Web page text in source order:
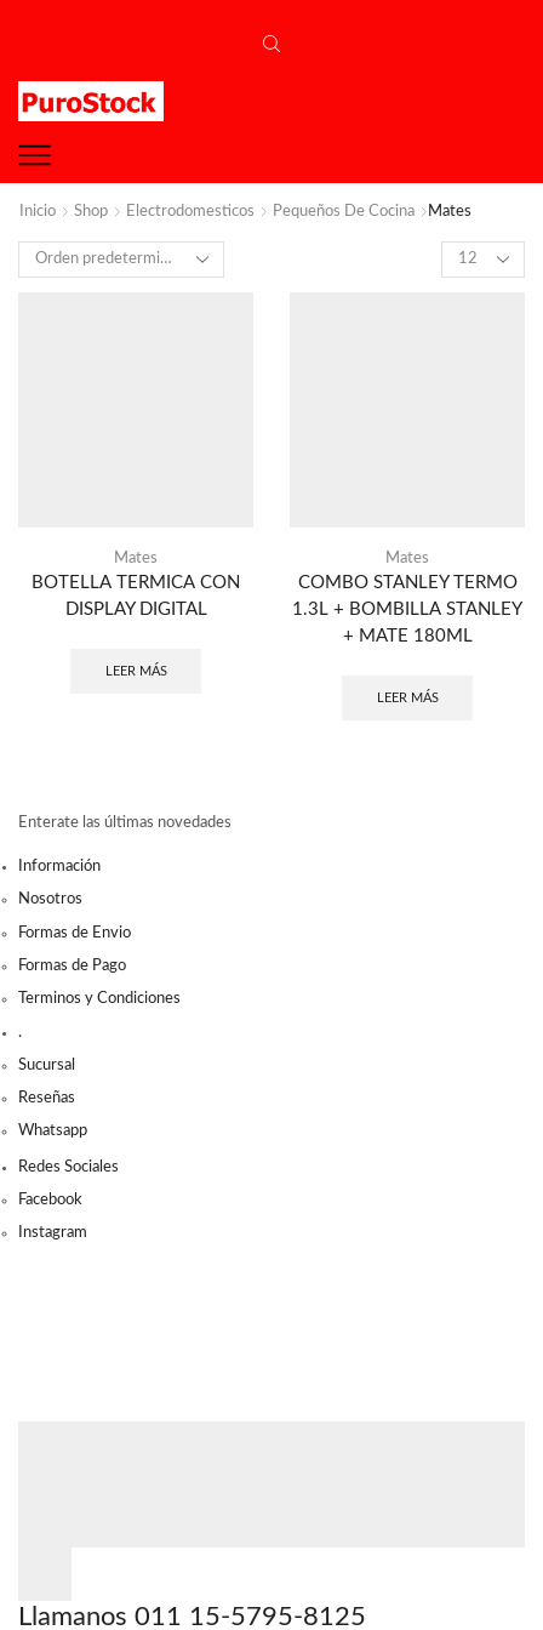
Inicio Shop Electrodomesticos Pequeños De Cocina Mates
Mates
BOTELLA TERMICA CON
DISPLAY DIGITAL
LEER MÁS
Mates
COMBO STANLEY TERMO
1.3L + BOMBILLA STANLEY
+ MATE 180ML
LEER MÁS
Enterate las últimas novedades
Información
Nosotros
Formas de Envio
Formas de Pago
Terminos y Condiciones
.
Sucursal
Reseñas
Whatsapp
Redes Sociales
Facebook
Instagram
Llamanos 011 15-5795-8125